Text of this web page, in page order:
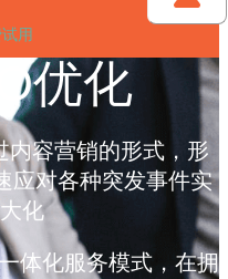
用
优化
内容营销的形式，形
应对各种突发事件实
化
体化服务模式，在拥